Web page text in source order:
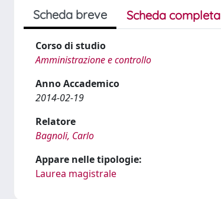
Scheda breve Scheda completa
Corso di studio
Amministrazione e controllo
Anno Accademico
2014-02-19
Relatore
Bagnoli, Carlo
Appare nelle tipologie:
Laurea magistrale